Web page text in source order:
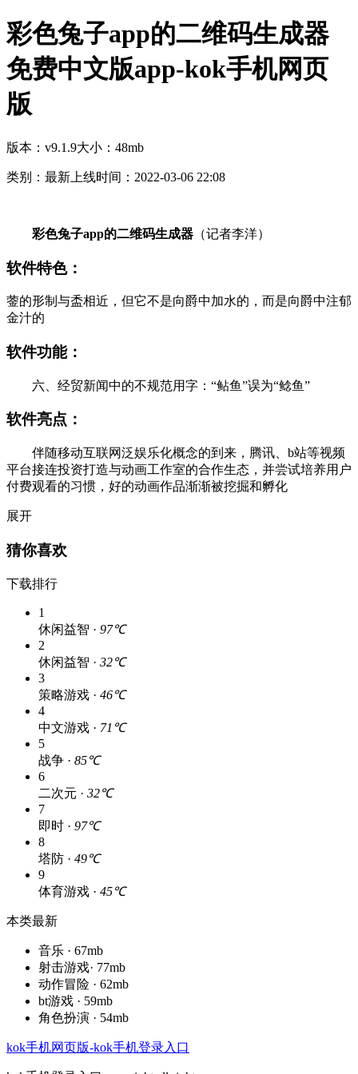
彩色兔子app的二维码生成器
免费中文版app-kok手机网页
版
版本：v9.1.9大小：48mb
类别：最新上线时间：2022-03-06 22:08
彩色兔子app的二维码生成器 （记者李洋）
软件特色：
蓥的形制与盉相近，但它不是向爵中加水的，而是向爵中注郁
金汁的
软件功能：
六、经贸新闻中的不规范用字：“鲇鱼”误为“鲶鱼”
软件亮点：
伴随移动互联网泛娱乐化概念的到来，腾讯、b站等视频
平台接连投资打造与动画工作室的合作生态，并尝试培养用户
付费观看的习惯，好的动画作品渐渐被挖掘和孵化
展开
猜你喜欢
下载排行
1
休闲益智 · 97℃
2
休闲益智 · 32℃
3
策略游戏 · 46℃
4
中文游戏 · 71℃
5
战争 · 85℃
6
二次元 · 32℃
7
即时 · 97℃
8
塔防 · 49℃
9
体育游戏 · 45℃
本类最新
音乐 · 67mb
射击游戏· 77mb
动作冒险 · 62mb
bt游戏 · 59mb
角色扮演 · 54mb
kok手机网页版-kok手机登录入口